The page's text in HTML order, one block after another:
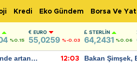
Kredi Eko Gündem Borsa Ve
%0.15
EURO
55,0259 %-0.03
STERLIN
64,2431 %0.06
artan
12:03
Bakan Şimşek,